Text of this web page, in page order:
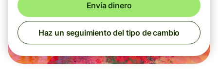
Envía dinero
Haz un seguimiento del tipo de cambio